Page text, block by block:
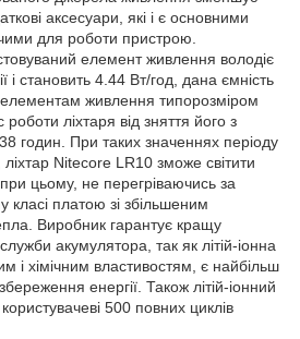
аксесуари, які і є основними
для роботи пристрою.
елемент живлення володіє
і становить 4.44 Вт/год, дана ємність
живлення типорозміром
ліхтаря від зняття його з
годин. При таких значеннях періоду
ліхтар Nitecore LR10 зможе світити
цьому, не перегріваючись за
класі платою зі збільшеним
Виробник гарантує кращу
акумулятора, так як літій-іонна
і хімічним властивостям, є найбільш
енергії. Також літій-іонний
500 повних циклів